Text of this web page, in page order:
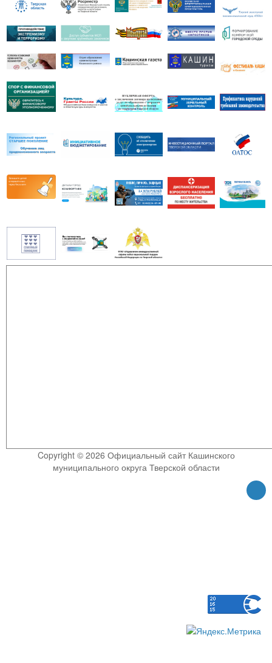
Copyright © 2026 Официальный сайт Кашинского
муниципального округа Тверской области